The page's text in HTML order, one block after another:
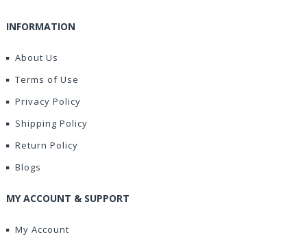
INFORMATION
About Us
Terms of Use
Privacy Policy
Shipping Policy
Return Policy
Blogs
MY ACCOUNT & SUPPORT
My Account